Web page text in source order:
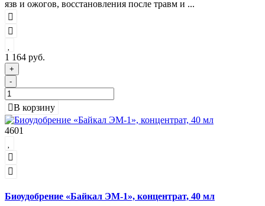
язв и ожогов, восстановления после травм и ...
1 164 руб.
+
-
В корзину
4601
Биоудобрение «Байкал ЭМ-1», концентрат, 40 мл